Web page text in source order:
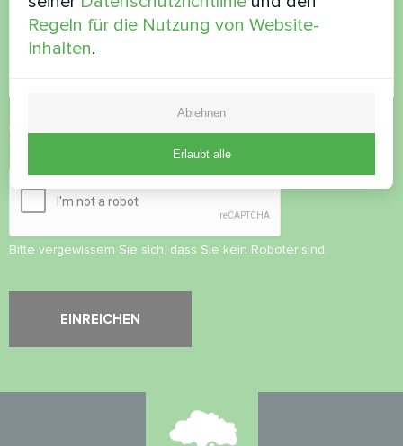
Bitte vergewissern Sie sich, dass Sie kein Roboter sind.
Regeln für die Nutzung von Website-
Inhalten.
Ablehnen
Erlaubt alle